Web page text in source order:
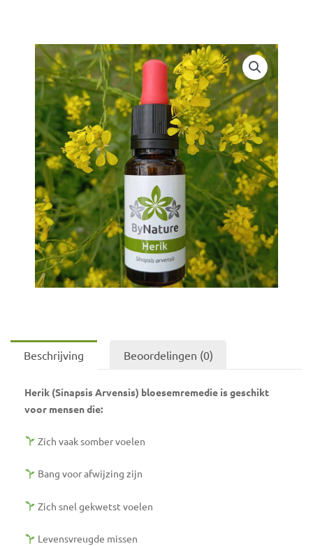
Beschrijving Beoordelingen (0)
Herik (Sinapsis Arvensis) bloesemremedie is geschikt
voor mensen die:
Zich vaak somber voelen
Bang voor afwijzing zijn
Zich snel gekwetst voelen
Levensvreugde missen